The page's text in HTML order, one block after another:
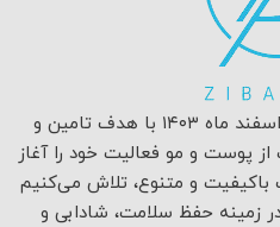
فروشگاه اینترنتی زیبا فام از اسفند ماه ۱۴۰۳ با هدف تامین و
پوست و مو فعالیت خود را آغاز
باکیفیت و متنوع، تلاش می‌کنیم
زمینه حفظ سلامت، شادابی و